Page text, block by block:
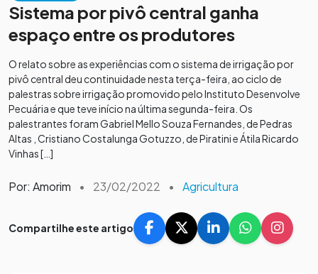
Sistema por pivô central ganha
espaço entre os produtores
O relato sobre as experiências com o sistema de irrigação por
pivô central deu continuidade nesta terça-feira, ao ciclo de
palestras sobre irrigação promovido pelo Instituto Desenvolve
Pecuária e que teve início na última segunda-feira. Os
palestrantes foram Gabriel Mello Souza Fernandes, de Pedras
Altas , Cristiano Costalunga Gotuzzo, de Piratini e Átila Ricardo
Vinhas […]
Por: Amorim • 23/02/2022 • Agricultura
Compartilhe este artigo